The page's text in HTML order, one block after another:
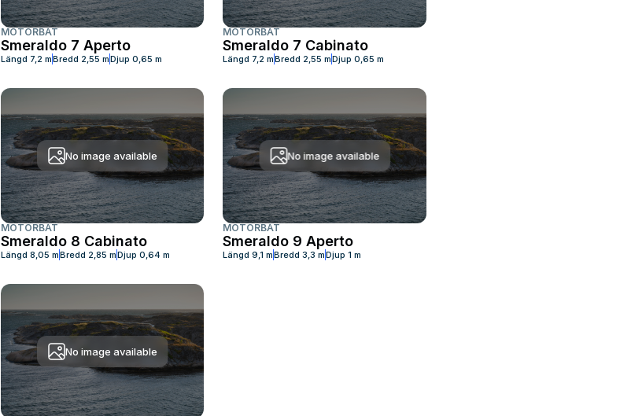
MOTORBÅT
Smeraldo 7 Aperto
Längd 7,2 mBredd 2,55 mDjup 0,65 m
MOTORBÅT
Smeraldo 7 Cabinato
Längd 7,2 mBredd 2,55 mDjup0,65 m
No image available
MOTORBÅT
Smeraldo 8 Cabinato
Längd 8,05 mBredd 2,85 mDjup 0,64 m
No image available
MOTORBÅT
Smeraldo 9 Aperto
Längd9,1 mBredd3,3 mDjup1 m
No image available